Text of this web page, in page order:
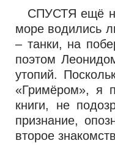
СПУСТЯ ещё
море водились
– танки, на
поэтом
утопий.
«Гримёром», я
книги, не
признание,
второе